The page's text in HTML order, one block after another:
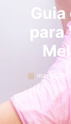
para
março 13,